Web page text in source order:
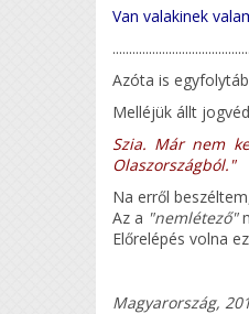
Van valakinek
Azóta is
Melléjük állt
Szia. Már nem
Olaszországból."
Na erről
Az a "nemlétező"
Előrelépés volna
Magyarország,